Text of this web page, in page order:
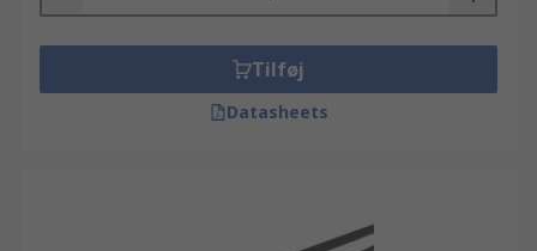
Tilføj
Datasheets